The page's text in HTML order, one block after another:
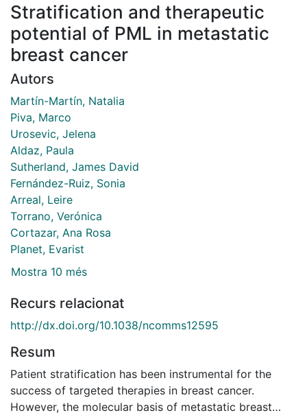
Stratification and therapeutic
potential of PML in metastatic
breast cancer
Autors
Martín-Martín, Natalia
Piva, Marco
Urosevic, Jelena
Aldaz, Paula
Sutherland, James David
Fernández-Ruiz, Sonia
Arreal, Leire
Torrano, Verónica
Cortazar, Ana Rosa
Planet, Evarist
Mostra 10 més
Recurs relacionat
http://dx.doi.org/10.1038/ncomms12595
Resum
Patient stratification has been instrumental for the
success of targeted therapies in breast cancer.
However, the molecular basis of metastatic breast